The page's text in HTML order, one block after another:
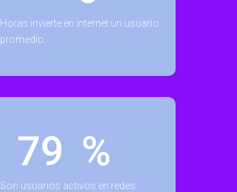
Horas invierte en internet un usuario
promedio.
88 %
Son usuarios activos en redes